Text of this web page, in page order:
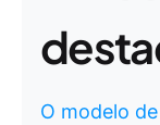
O modelo